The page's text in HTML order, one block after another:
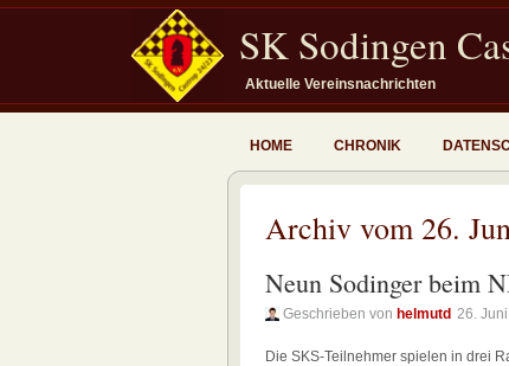
SK Sodingen
Aktuelle Vereinsnachrichten
HOME CHRONIK
Archiv vom 26.
Neun Sodinger beim
Geschrieben von helmutd 26.
Die SKS-Teilnehmer spielen in drei